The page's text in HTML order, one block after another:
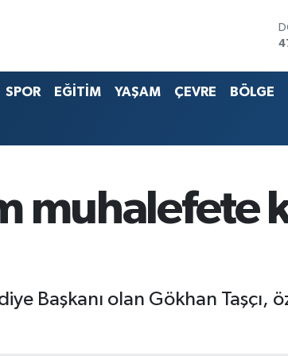
SPOR EĞİTİM YAŞAM ÇEVRE BÖLGE
Başkanı olan Gökhan Taşçı,